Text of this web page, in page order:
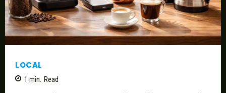
LOCAL
1 min. Read